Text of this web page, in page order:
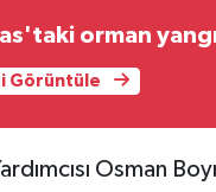
orman
Görüntüle
Osman